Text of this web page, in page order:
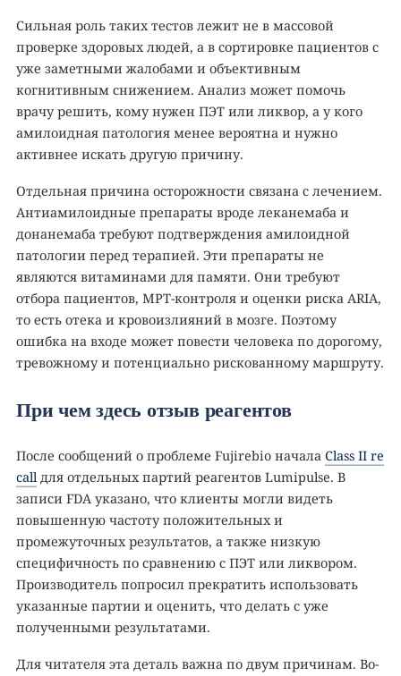
Сильная роль таких тестов лежит не в массовой
проверке здоровых людей, а в сортировке пациентов с
уже заметными жалобами и объективным
когнитивным снижением. Анализ может помочь
врачу решить, кому нужен ПЭТ или ликвор, а у кого
амилоидная патология менее вероятна и нужно
активнее искать другую причину.
Отдельная причина осторожности связана с лечением.
Антиамилоидные препараты вроде леканемаба и
донанемаба требуют подтверждения амилоидной
патологии перед терапией. Эти препараты не
являются витаминами для памяти. Они требуют
отбора пациентов, МРТ-контроля и оценки риска ARIA,
то есть отека и кровоизлияний в мозге. Поэтому
ошибка на входе может повести человека по дорогому,
тревожному и потенциально рискованному маршруту.
При чем здесь отзыв реагентов
После сообщений о проблеме Fujirebio начала Class II re
call для отдельных партий реагентов Lumipulse. В
записи FDA указано, что клиенты могли видеть
повышенную частоту положительных и
промежуточных результатов, а также низкую
специфичность по сравнению с ПЭТ или ликвором.
Производитель попросил прекратить использовать
указанные партии и оценить, что делать с уже
полученными результатами.
Для читателя эта деталь важна по двум причинам. Во-